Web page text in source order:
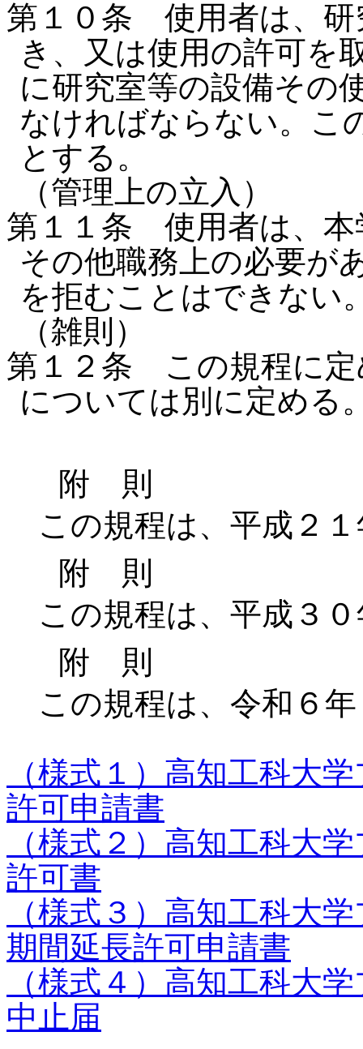
第１０条 使用者は、研
き、又は使用の許可を
に研究室等の設備その
なければならない。こ
とする。
（管理上の立入）
第１１条 使用者は、本
その他職務上の必要が
を拒むことはできない
（雑則）
第１２条 この規程に定
については別に定める
附 則
この規程は、平成２
附 則
この規程は、平成３
附 則
この規程は、令和６
（様式１）高知工科大
許可申請書
（様式２）高知工科大
許可書
（様式３）高知工科大
期間延長許可申請書
（様式４）高知工科大
中止届